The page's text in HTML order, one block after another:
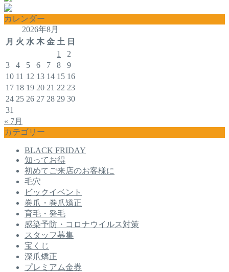
カレンダー
2026年8月
月 火 水 木 金 土 日
1
2
3
4 5 6 7 8
9
10 11 12 13 14 15 16
17 18 19 20 21 22 23
24 25 26 27 28 29 30
31
« 7月
カテゴリー
BLACK FRIDAY
知ってお得
初めてご来店のお客様に
毛穴
ビックイベント
巻爪・巻爪矯正
育毛・発毛
感染予防・コロナウイルス対策
スタッフ募集
宝くじ
深爪矯正
プレミアム金券